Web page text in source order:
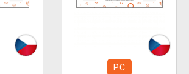
PC